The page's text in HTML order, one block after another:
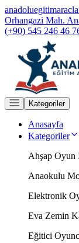
Orhangazi Mah.
(+90) 545 246 46
Kategoriler
Anasayfa
Kategoriler
Ahşap Oyun
Anaokulu
Elektronik
Eva Zemin
Eğitici